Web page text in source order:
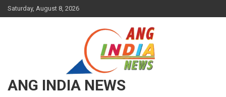
Skip
to
Saturday, August 8, 2026
ANG INDIA NEWS